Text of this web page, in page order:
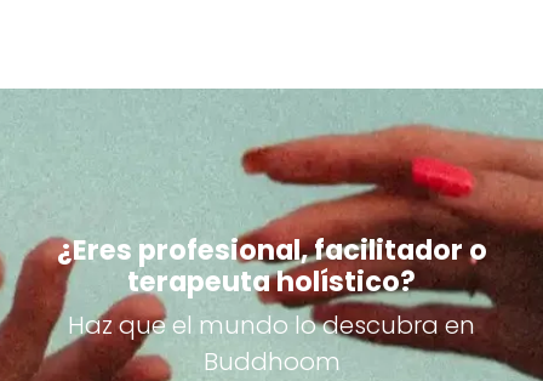
¿Eres profesional, facilitador o
terapeuta holístico?
Haz que el mundo lo descubra en
Buddhoom